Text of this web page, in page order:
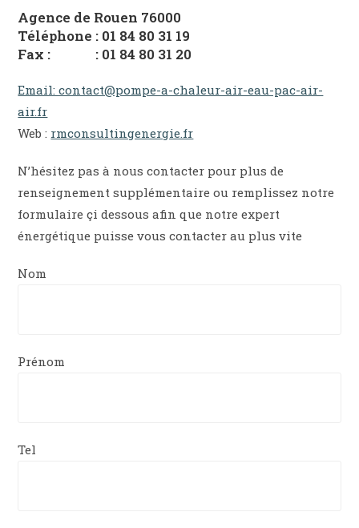
Agence de Rouen 76000
Téléphone : 01 84 80 31 19
Fax : : 01 84 80 31 20
Email: contact@pompe-a-chaleur-air-eau-pac-air-
air.fr
Web : rmconsultingenergie.fr
N’hésitez pas à nous contacter pour plus de
renseignement supplémentaire ou remplissez notre
formulaire çi dessous afin que notre expert
énergétique puisse vous contacter au plus vite
Nom
Prénom
Tel